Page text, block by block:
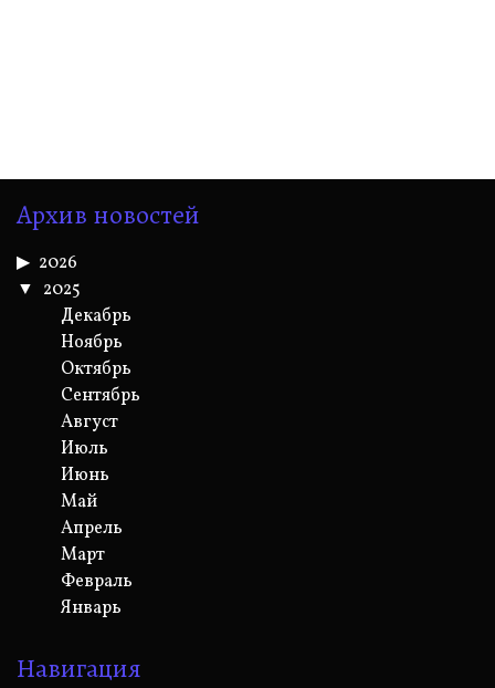
Архив новостей
2026
2025
Декабрь
Ноябрь
Октябрь
Сентябрь
Август
Июль
Июнь
Май
Апрель
Март
Февраль
Январь
Навигация